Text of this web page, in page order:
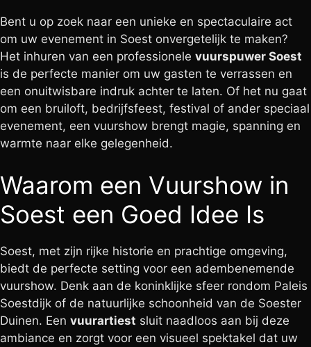
Bent u op zoek naar een unieke en spectaculaire act
om uw evenement in Soest onvergetelijk te maken?
Het inhuren van een professionele vuurspuwer Soest
is de perfecte manier om uw gasten te verrassen en
een onuitwisbare indruk achter te laten. Of het nu gaat
om een bruiloft, bedrijfsfeest, festival of ander speciaal
evenement, een vuurshow brengt magie, spanning en
warmte naar elke gelegenheid.
Waarom een Vuurshow in
Soest een Goed Idee Is
Soest, met zijn rijke historie en prachtige omgeving,
biedt de perfecte setting voor een adembenemende
vuurshow. Denk aan de koninklijke sfeer rondom Paleis
Soestdijk of de natuurlijke schoonheid van de Soester
Duinen. Een vuurartiest sluit naadloos aan bij deze
ambiance en zorgt voor een visueel spektakel dat uw